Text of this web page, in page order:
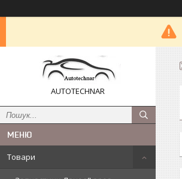
AUTOTECHNAR
Товари